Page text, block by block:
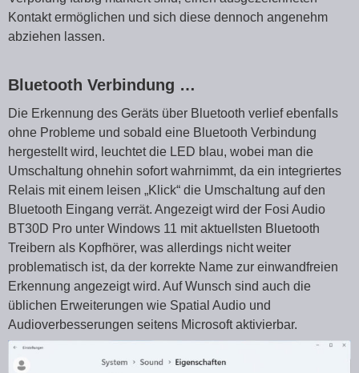
Kontakt ermöglichen und sich diese dennoch angenehm
abziehen lassen.
Bluetooth Verbindung …
Die Erkennung des Geräts über Bluetooth verlief ebenfalls
ohne Probleme und sobald eine Bluetooth Verbindung
hergestellt wird, leuchtet die LED blau, wobei man die
Umschaltung ohnehin sofort wahrnimmt, da ein integriertes
Relais mit einem leisen „Klick“ die Umschaltung auf den
Bluetooth Eingang verrät. Angezeigt wird der Fosi Audio
BT30D Pro unter Windows 11 mit aktuellsten Bluetooth
Treibern als Kopfhörer, was allerdings nicht weiter
problematisch ist, da der korrekte Name zur einwandfreien
Erkennung angezeigt wird. Auf Wunsch sind auch die
üblichen Erweiterungen wie Spatial Audio und
Audioverbesserungen seitens Microsoft aktivierbar.